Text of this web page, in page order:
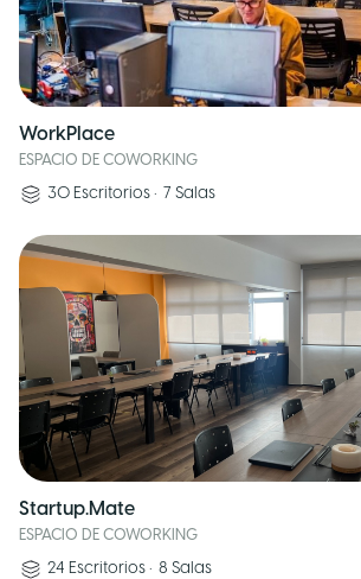
WorkPlace
ESPACIO DE COWORKING
30 Escritorios • 7 Salas
Startup.Mate
ESPACIO DE COWORKING
24 Escritorios • 8 Salas